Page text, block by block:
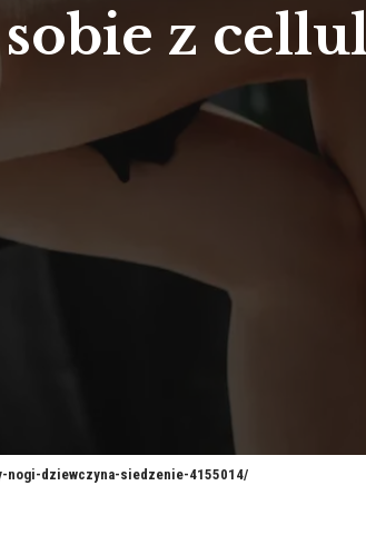
z
nogi-dziewczyna-siedzenie-4155014/